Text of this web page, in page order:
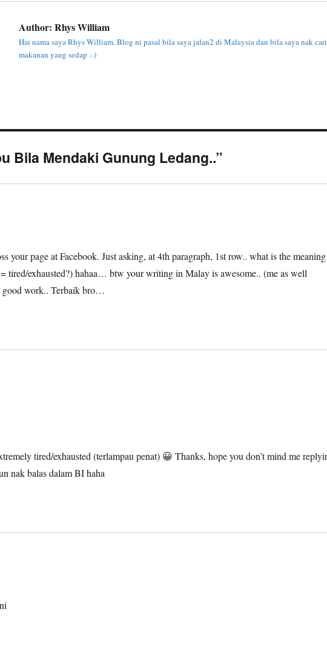
Author: Rhys William
Hai nama saya Rhys William. Blog ni pasal bila saya jalan2 di Malaysia dan bila saya nak cari
makanan yang sedap :-)
Bila Mendaki Gunung Ledang..”
your page at Facebook. Just asking, at 4th paragraph, 1st row.. what is the meaning
tired/exhausted?) hahaa… btw your writing in Malay is awesome.. (me as well
good work.. Terbaik bro…
tired/exhausted (terlampau penat) 😀 Thanks, hope you don’t mind me
nak balas dalam BI haha